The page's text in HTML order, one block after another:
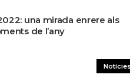
Notícies
una mirada enrere als
de l’any